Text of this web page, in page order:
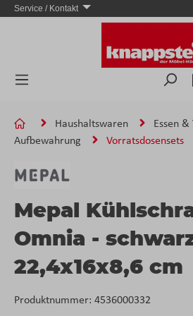
Zum Hauptinhalt springen
Service / Kontakt
Haushaltswaren
Essen
Aufbewahrung
Vorratsdosensets
Mepal
Omnia -
22,4x16x8,6 cm
Produktnummer: 4536000332